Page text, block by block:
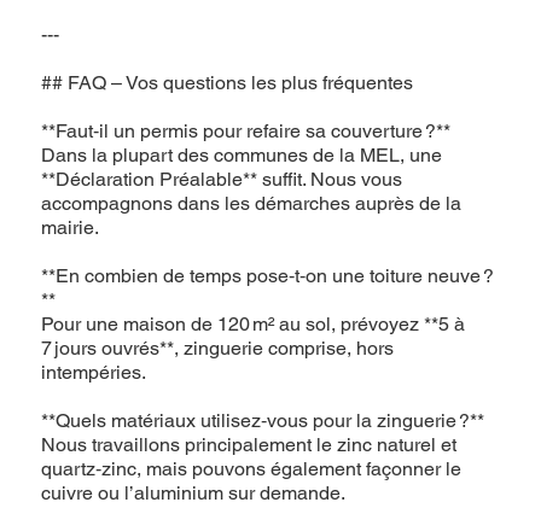
---
## FAQ – Vos questions les plus fréquentes
**Faut‑il un permis pour refaire sa couverture ?**
Dans la plupart des communes de la MEL, une
**Déclaration Préalable** suffit. Nous vous
accompagnons dans les démarches auprès de la
mairie.
**En combien de temps pose‑t‑on une toiture neuve ?
**
Pour une maison de 120 m² au sol, prévoyez **5 à
7 jours ouvrés**, zinguerie comprise, hors
intempéries.
**Quels matériaux utilisez‑vous pour la zinguerie ?**
Nous travaillons principalement le zinc naturel et
quartz‑zinc, mais pouvons également façonner le
cuivre ou l’aluminium sur demande.